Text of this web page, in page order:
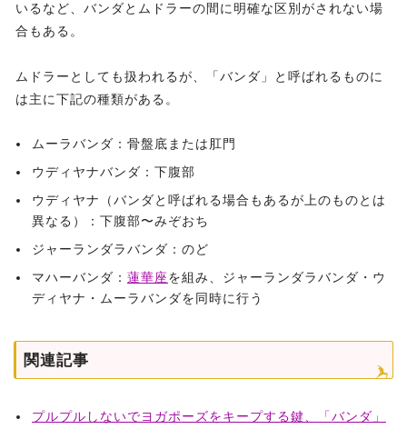
いるなど、バンダとムドラーの間に明確な区別がされない場
合もある。
ムドラーとしても扱われるが、「バンダ」と呼ばれるものに
は主に下記の種類がある。
ムーラバンダ：骨盤底または肛門
ウディヤナバンダ：下腹部
ウディヤナ（バンダと呼ばれる場合もあるが上のものとは
異なる）：下腹部〜みぞおち
ジャーランダラバンダ：のど
マハーバンダ： 蓮華座を組み、ジャーランダラバンダ・ウ
ディヤナ・ムーラバンダを同時に行う
関連記事
プルプルしないでヨガポーズをキープする鍵、「バンダ」